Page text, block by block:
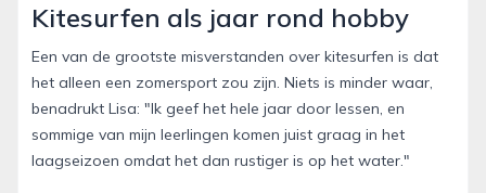
Kitesurfen als jaar rond hobby
Een van de grootste misverstanden over kitesurfen is dat
het alleen een zomersport zou zijn. Niets is minder waar,
benadrukt Lisa: "Ik geef het hele jaar door lessen, en
sommige van mijn leerlingen komen juist graag in het
laagseizoen omdat het dan rustiger is op het water."